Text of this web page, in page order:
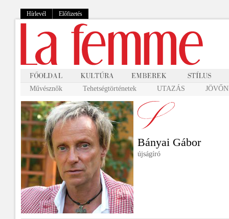
Hírlevél Előfizetés
Művésznők Tehetségtörténetek UTAZÁS
Bányai Gábor
újságíró